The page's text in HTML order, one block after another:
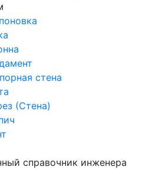
стена
(Стена)
справочник инженера